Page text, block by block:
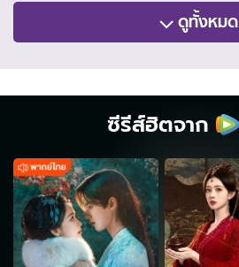
ดูทั้งหมด
ซีรีส์ฮิตจาก